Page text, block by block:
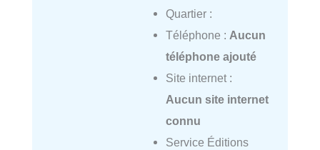
Quartier :
Téléphone : Aucun
téléphone ajouté
Site internet :
Aucun site internet
connu
Service Éditions